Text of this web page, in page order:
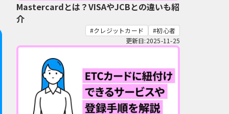
Mastercardとは？VISAやJCBとの違いも紹
介
クレジットカード
初心者
更新日:2025-11-25